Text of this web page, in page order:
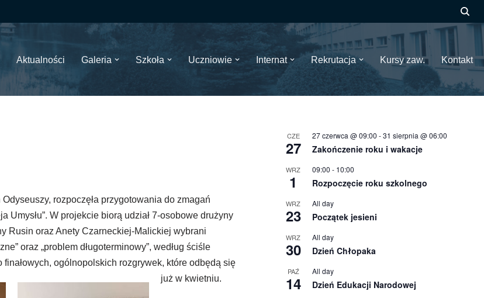
Aktualności Galeria Szkoła Uczniowie Internat Rekrutacja Kursy zaw. Kontakt
rozpoczęła przygotowania do zmagań
Umysłu”. W projekcie biorą udział 7-osobowe drużyny
Rusin oraz Anety Czarneckiej-Malickiej wybrani
oraz „problem długoterminowy”, według ściśle
ogólnopolskich rozgrywek, które odbędą się
już w kwietniu.
CZE
27
27 czerwca @ 09:00 -31 sierpnia @ 06:00
Zakończenie roku i wakacje
WRZ
1
09:00 - 10:00
Rozpoczęcie roku szkolnego
WRZ
23
All day
Początek jesieni
WRZ
30
All day
Dzień Chłopaka
PAŹ
14
All day
Dzień Edukacji Narodowej